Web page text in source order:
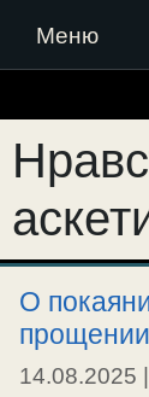
Меню
к
содержимому
О
14.08.2025 |